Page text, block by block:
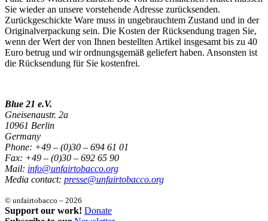
Sie wieder an unsere vorstehende Adresse zurücksenden.
Zurückgeschickte Ware muss in ungebrauchtem Zustand und in der
Originalverpackung sein. Die Kosten der Rücksendung tragen Sie,
wenn der Wert der von Ihnen bestellten Artikel insgesamt bis zu 40
Euro betrug und wir ordnungsgemäß geliefert haben. Ansonsten ist
die Rücksendung für Sie kostenfrei.
Blue 21 e.V.
Gneisenaustr. 2a
10961 Berlin
Germany
Phone: +49 – (0)30 – 694 61 01
Fax: +49 – (0)30 – 692 65 90
Mail: info@unfairtobacco.org
Media contact: presse@unfairtobacco.org
© unfairtobacco – 2026
Support our work! Donate